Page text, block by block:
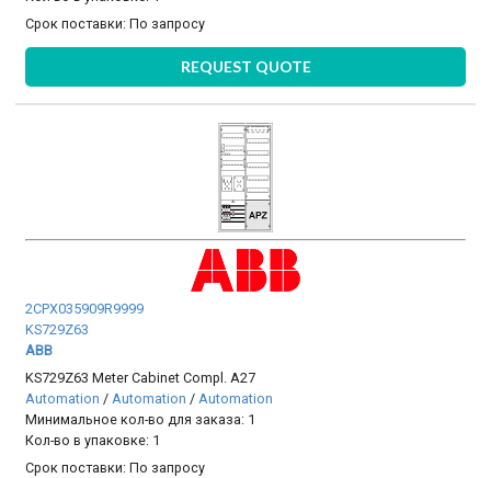
Срок поставки:По запросу
REQUEST QUOTE
2CPX035909R9999
KS729Z63
ABB
KS729Z63 Meter Cabinet Compl. A27
Automation /Automation /Automation
Минимальное кол-во для заказа: 1
Кол-во в упаковке: 1
Срок поставки:По запросу